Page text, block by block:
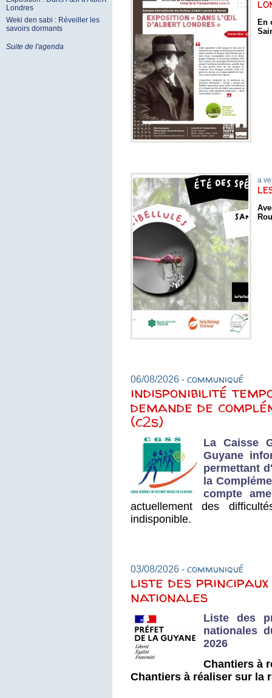
Londres
Weki den sabi : Réveiller les
savoirs dormants
Suite de l'agenda
AGAMIS
a
En
06/08/2026 - communiqué
indisponibilité
demande de
(c2s)
La Caisse
Guyane
permettant
la
compte
actuellement des
indisponible.
03/08/2026 - communiqué
liste des
nationales
Liste des
nationales
2026
Chantiers à
Chantiers à réaliser sur la